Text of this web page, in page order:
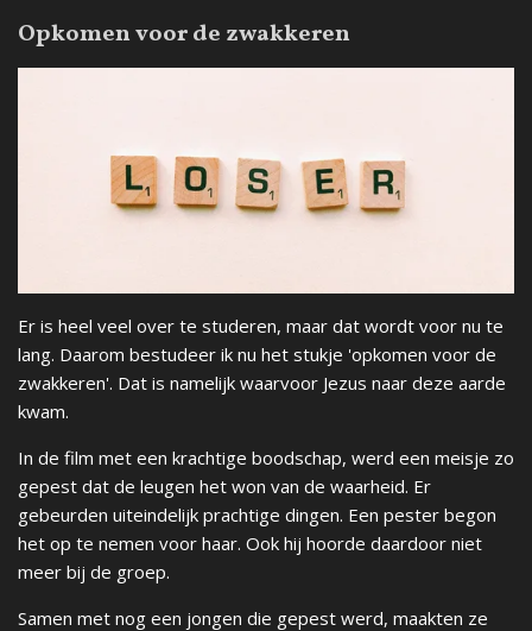
Opkomen voor de zwakkeren
Er is heel veel over te studeren, maar dat wordt voor nu te
lang. Daarom bestudeer ik nu het stukje 'opkomen voor de
zwakkeren'. Dat is namelijk waarvoor Jezus naar deze aarde
kwam.
In de film met een krachtige boodschap, werd een meisje zo
gepest dat de leugen het won van de waarheid. Er
gebeurden uiteindelijk prachtige dingen. Een pester begon
het op te nemen voor haar. Ook hij hoorde daardoor niet
meer bij de groep.
Samen met nog een jongen die gepest werd, maakten ze